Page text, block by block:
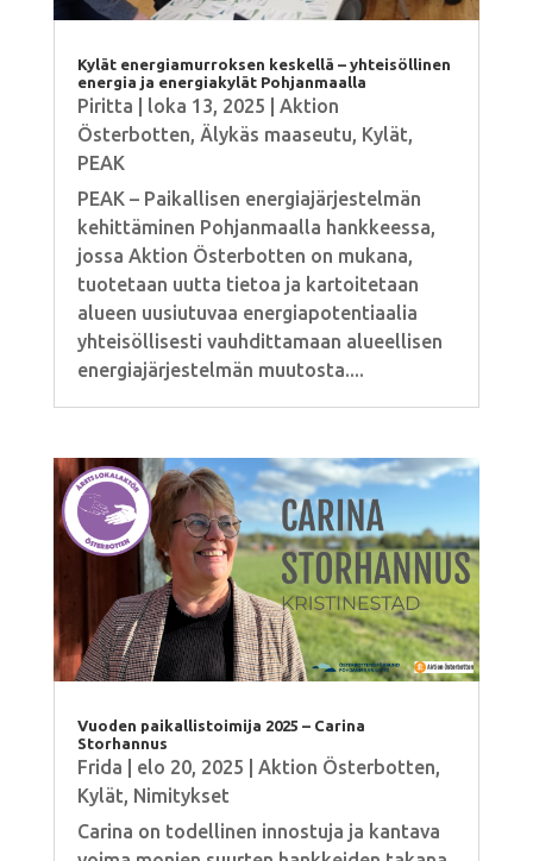
Kylät energiamurroksen keskellä – yhteisöllinen
energia ja energiakylät Pohjanmaalla
Piritta loka 13, 2025
Aktion
Österbotten, Älykäs maaseutu, Kylät,
PEAK
PEAK – Paikallisen energiajärjestelmän
kehittäminen Pohjanmaalla hankkeessa,
jossa Aktion Österbotten on mukana,
tuotetaan uutta tietoa ja kartoitetaan
alueen uusiutuvaa energiapotentiaalia
yhteisöllisesti vauhdittamaan alueellisen
energiajärjestelmän muutosta....
Vuoden paikallistoimija 2025 – Carina
Storhannus
Frida elo 20, 2025 Aktion Österbotten,
Kylät, Nimitykset
Carina on todellinen innostuja ja kantava